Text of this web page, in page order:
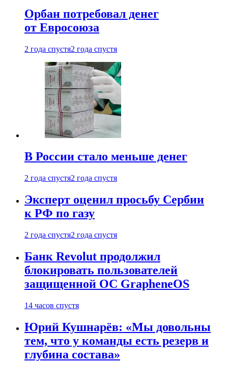
Орбан потребовал денег
от Евросоюза
2 года спустя2 года спустя
В России стало меньше денег
2 года спустя2 года спустя
Эксперт оценил просьбу Сербии
к РФ по газу
2 года спустя2 года спустя
Банк Revolut продолжил
блокировать пользователей
защищенной ОС GrapheneOS
14 часов спустя
Юрий Кушнарёв: «Мы довольны
тем, что у команды есть резерв и
глубина состава»